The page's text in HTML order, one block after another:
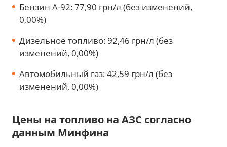
Бензин А-92: 77,90 грн/л (без изменений,
0,00%)
Дизельное топливо: 92,46 грн/л (без
изменений, 0,00%)
Автомобильный газ: 42,59 грн/л (без
изменений, 0,00%)
Цены на топливо на АЗС согласно
данным Минфина